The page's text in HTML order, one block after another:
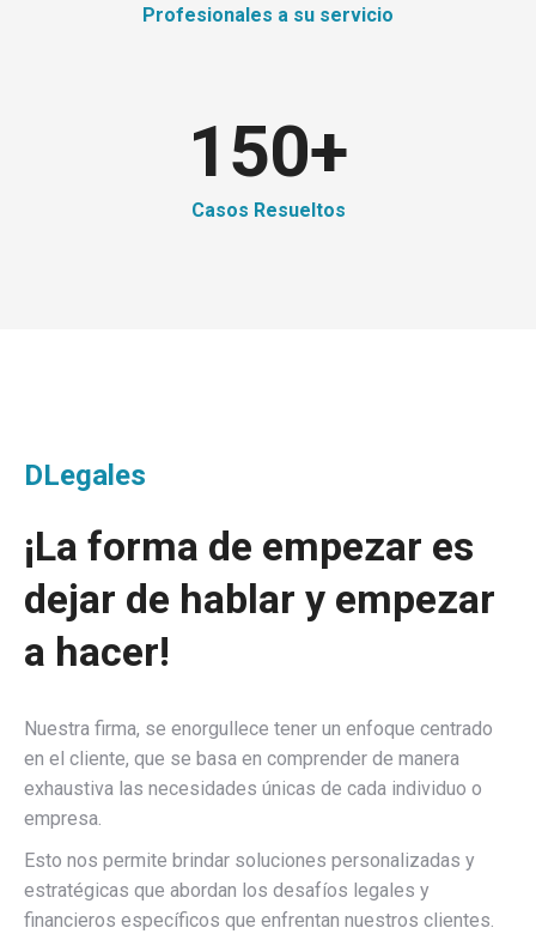
Profesionales a su servicio
150+
Casos Resueltos
DLegales
¡La forma de empezar es
dejar de hablar y empezar
a hacer!
Nuestra firma, se enorgullece tener un enfoque centrado
en el cliente, que se basa en comprender de manera
exhaustiva las necesidades únicas de cada individuo o
empresa.
Esto nos permite brindar soluciones personalizadas y
estratégicas que abordan los desafíos legales y
financieros específicos que enfrentan nuestros clientes.